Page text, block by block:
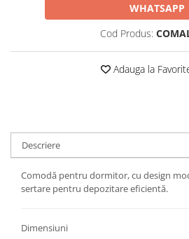
WHATSAPP
Cod Produs:
Adauga la
Descriere
Comodă pentru dormitor, cu design
sertare pentru depozitare eficientă.
Dimensiuni